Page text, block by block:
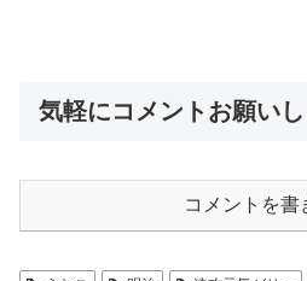
気軽にコメントお願いし
コメントを書